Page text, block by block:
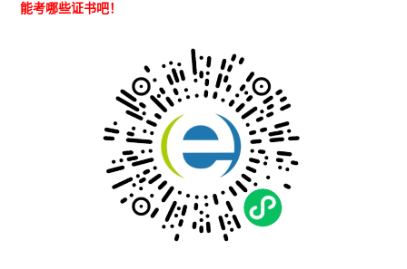
能考哪些证书吧！